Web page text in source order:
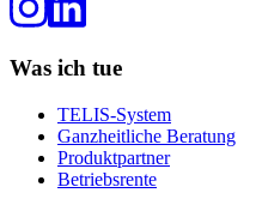
Was ich tue
TELIS-System
Ganzheitliche Beratung
Produktpartner
Betriebsrente